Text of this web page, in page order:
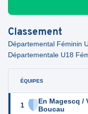
Classement
Départemental Féminin
Départementale U18
ÉQUIPES
1
En Magescq /
Boucau